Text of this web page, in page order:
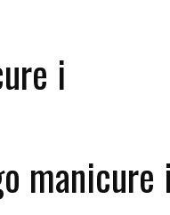
i
manicure i